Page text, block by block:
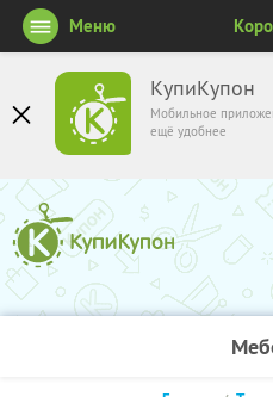
КупиКупон
Мобильное
ещё удобнее
Меню